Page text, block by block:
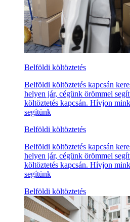
Belföldi költöztetés
Belföldi költöztetés kapcsán
helyen jár, cégünk örömmel
költöztetés kapcsán. Hívjon
segítünk
Belföldi költöztetés
Belföldi költöztetés kapcsán
helyen jár, cégünk örömmel
költöztetés kapcsán. Hívjon
segítünk
Belföldi költöztetés